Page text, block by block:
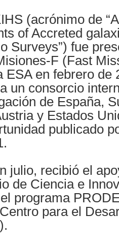
(acrónimo de
of Accreted
Surveys”) fue
F (Fast
ESA en febrero de
un consorcio
de España,
y Estados
publicado
julio, recibió el
de Ciencia e
programa
para el